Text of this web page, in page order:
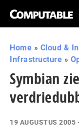
Home » Cloud &
Infrastructure »
Symbian
19 AUGUSTUS 2005